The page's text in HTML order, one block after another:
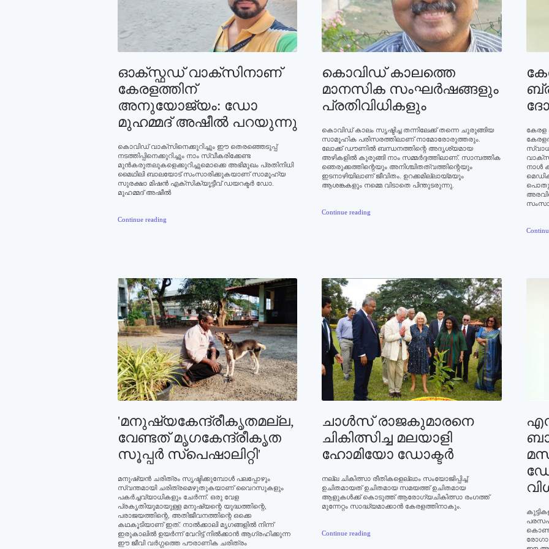
ഓക്സ്ഫഡ് വാക്സിനാണ്
കേരളത്തിന്‌
അനുയോജ്യം: ഡോ
മുഹമ്മദ് അഷീല്‍ പറയുന്നു
കൊവിഡ് വാക്സിനെക്കുറിച്ചും ഈ തെരഞ്ഞെടുപ്പ്
നടത്തിപ്പിനെക്കുറിച്ചും നാം സ്വീകരിക്കേണ്ട
മുന്‍കരുതലുകളെക്കുറിച്ചുമൊക്കെ അഭിമുഖം പ്രതിനിധി
മൈഥിലി ബാലയോട് സംസാരിക്കുകയാണ് സാമൂഹ്യ
സുരക്ഷാ മിഷന്‍ എക്സിക്യൂട്ടീവ് ഡയറക്ടര്‍ ഡോ.
മുഹമ്മദ് അഷീല്‍
Continue reading
കൊവിഡ് കാലത്തെ
മാനസിക സംഘര്‍ഷങ്ങളും
പ്രതിവിധികളും
കൊവിഡ് കാലം സൃഷ്ടിച്ച തന്നിലേക്ക് തന്നെ ചുരുങ്ങിയ
സാമൂഹിക പരിസരത്തിലാണ് നാമോരോരുത്തരും.
ലോക്ക് ഡൗണില്‍ ബന്ധനത്തിന്റെ അദൃശ്യമായ
അഴികളില്‍ കുരുങ്ങി നാം സമ്മര്‍ദ്ദത്തിലാണ്. സാമ്പത്തിക
ഞെരുക്കത്തിന്റെയും അനിശ്ചിതത്വത്തിന്റെയും
ഇടനാഴിയിലാണ് ജീവിതം. ഉറക്കമില്ലായ്മയും
ആശങ്കകളും നമ്മെ വിടാതെ പിന്തുടരുന്നു.
Continue reading
കേരള
നാള്‍
'മനുഷ്യകേന്ദ്രീകൃതമല്ല,
വേണ്ടത് മൃഗകേന്ദ്രീകൃത
സൂപ്പര്‍ സ്പെഷാലിറ്റി'
മനുഷ്യന്‍ ചരിത്രം സൃഷ്ടിക്കുമ്പോള്‍ പലപ്പോഴും
സ്വന്തമായി ചരിത്രമെഴുതുകയാണ് വൈറസുകളും
പകര്‍ച്ചവ്യാധികളും ചേര്‍ന്ന്. ഒരു വേള
പ്രകൃതിയുമായുള്ള മനുഷ്യന്റെ യുദ്ധത്തിന്റെ,
പരാജയത്തിന്റെ, അതിജീവനത്തിന്റെ ഒക്കെ
കഥകൂടിയാണ് ഇത്. നാല്‍ക്കാലി മൃഗങ്ങളില്‍ നിന്ന്
ഇരുകാലില്‍ ഉയര്‍ന്ന് വേറിട്ട് നില്‍ക്കാന്‍ ആഗ്രഹിക്കുന്ന
ഈ ജീവി വര്‍ഗ്ഗത്തെ പൗരാണിക ചരിത്രം
ചാള്‍സ്‌ രാജകുമാരനെ
ചികിത്സിച്ച മലയാളി
ഹോമിയോ ഡോക്ടര്‍
നല്ല ചികിത്സാ രീതികളെല്ലാം സംയോജിപ്പിച്ച്
ഉചിതമായത് ഉചിതമായ സമയത്ത് ഉചിതമായ
ആളുകൾക്ക് കൊടുത്ത് ആരോഗ്യചികിത്സാ രംഗത്ത്
മുന്നേറ്റം സാദ്ധ്യമാക്കാൻ കേരളത്തിനാകും.
Continue reading